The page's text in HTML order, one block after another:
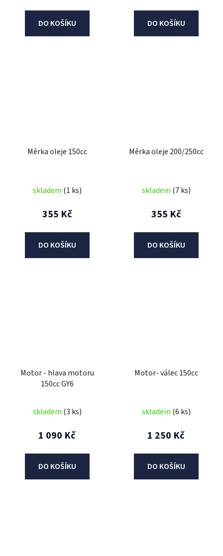
DO KOŠÍKU DO KOŠÍKU
Měrka oleje 150cc
skladem (1 ks)
355 Kč
DO KOŠÍKU
Měrka oleje 200/250cc
skladem (7 ks)
355 Kč
DO KOŠÍKU
Motor - hlava motoru
150cc GY6
skladem (3 ks)
1 090 Kč
DO KOŠÍKU
Motor- válec 150cc
skladem (6 ks)
1 250 Kč
DO KOŠÍKU